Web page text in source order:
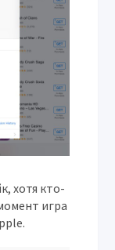
хотя кто-
игра